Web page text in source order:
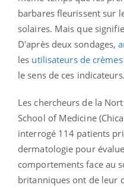
barbares fleurissent sur
solaires. Mais que
D'après deux sondages,
les utilisateurs de
le sens de ces indicateurs.
Les chercheurs de la
School of Medicine
interrogé 114 patients
dermatologie pour
comportements face au
britanniques ont de leur